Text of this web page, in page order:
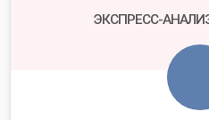
ЭКСПРЕСС-